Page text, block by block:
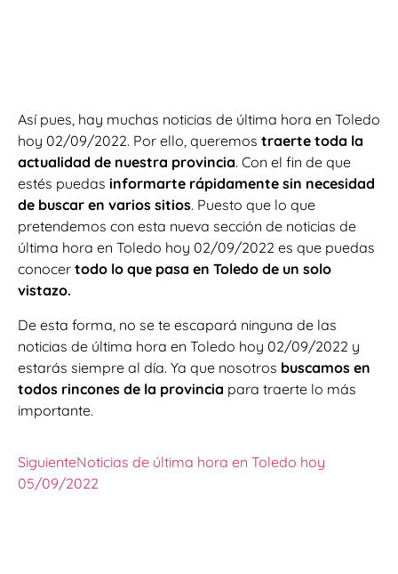
Así pues, hay muchas noticias de última hora en Toledo
hoy 02/09/2022. Por ello, queremos traerte toda la
actualidad de nuestra provincia. Con el fin de que
estés puedas informarte rápidamente sin necesidad
de buscar en varios sitios. Puesto que lo que
pretendemos con esta nueva sección de noticias de
última hora en Toledo hoy 02/09/2022 es que puedas
conocer todo lo que pasa en Toledo de un solo
vistazo.
De esta forma, no se te escapará ninguna de las
noticias de última hora en Toledo hoy 02/09/2022 y
estarás siempre al día. Ya que nosotros buscamos en
todos rincones de la provincia para traerte lo más
importante.
SiguienteNoticias de última hora en Toledo hoy
05/09/2022